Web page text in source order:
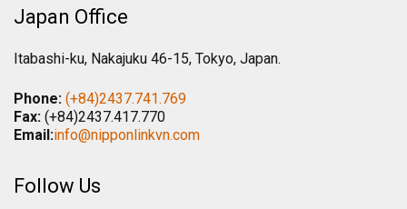
Japan Office
Itabashi-ku, Nakajuku 46-15, Tokyo, Japan.
Phone: (+84)2437.741.769
Fax: (+84)2437.417.770
Email:info@nipponlinkvn.com
Follow Us